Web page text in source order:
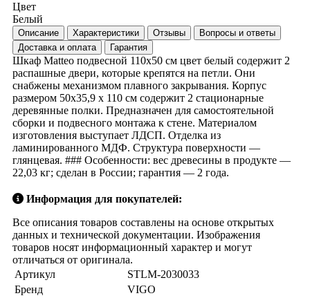
Цвет
Белый
Описание Характеристики Отзывы
Вопросы и ответы
Доставка и оплата
Гарантия
Шкаф Matteo подвесной 110x50 см цвет белый содержит 2
распашные двери, которые крепятся на петли. Они
снабжены механизмом плавного закрывания. Корпус
размером 50х35,9 х 110 см содержит 2 стационарные
деревянные полки. Предназначен для самостоятельной
сборки и подвесного монтажа к стене. Материалом
изготовления выступает ЛДСП. Отделка из
ламинированного МДФ. Структура поверхности —
глянцевая. ### Особенности: вес древесины в продукте —
22,03 кг; сделан в России; гарантия — 2 года.
Информация для покупателей:
Все описания товаров составлены на основе открытых
данных и технической документации. Изображения
товаров носят информационный характер и могут
отличаться от оригинала.
Артикул
STLM-2030033
Бренд
VIGO